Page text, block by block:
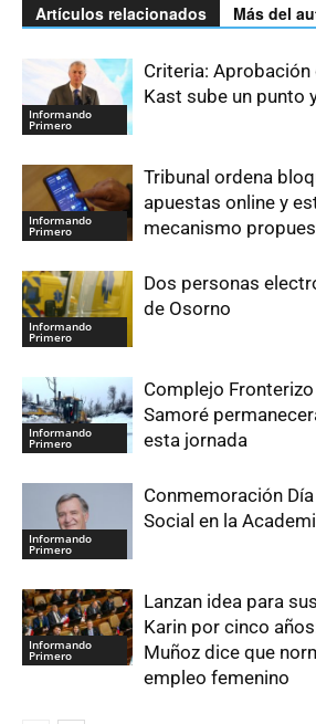
Artículos relacionados Más del
Informando
Primero
Criteria:
Kast sube un punto
Informando
Primero
Tribunal ordena
apuestas online y
mecanismo
Informando
Primero
Dos personas
de Osorno
Informando
Primero
Complejo
Samoré
esta jornada
Informando
Primero
Conmemoración
Social en la
Informando
Primero
Lanzan idea para
Karin por cinco
Muñoz dice que
empleo femenino